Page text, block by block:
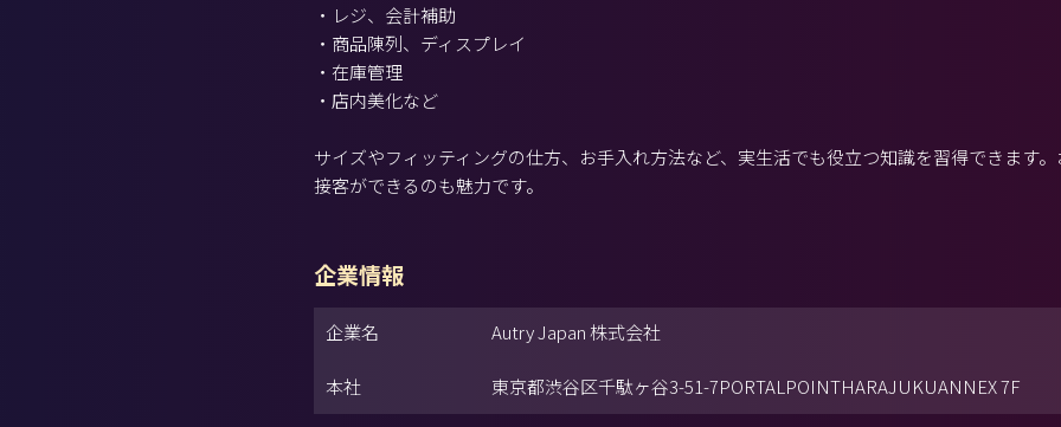
・レジ、会計補助
・商品陳列、ディスプレイ
・在庫管理
・店内美化など
サイズやフィッティングの仕方、お手入れ方法など、実生活でも役立つ知識を習得できます
接客ができるのも魅力です。
企業情報
企業名 Autry Japan 株式会社
本社 東京都渋谷区千駄ヶ谷3-51-7PORTALPOINTHARAJUKUANNEX 7F